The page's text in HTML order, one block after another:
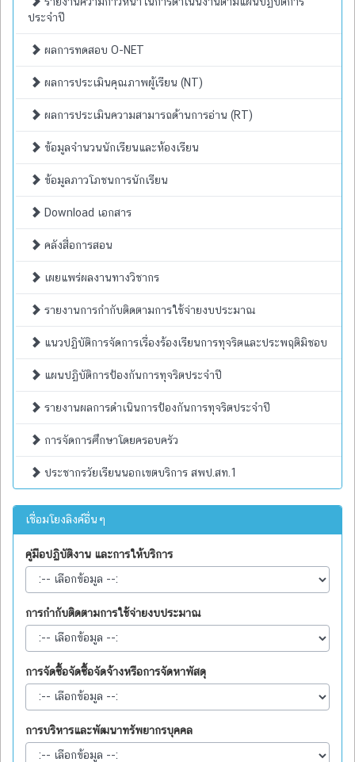
ประจำปี
ผลการทดสอบ O-NET
ผลการประเมินคุณภาพผู้เรียน (NT)
ผลการประเมินความสามารถด้านการอ่าน (RT)
ข้อมูลจำนวนนักเรียนและห้องเรียน
ข้อมูลภาวโภชนการนักเรียน
Download เอกสาร
คลังสื่อการสอน
เผยแพร่ผลงานทางวิชากร
รายงานการกำกับติดตามการใช้จ่ายงบประมาณ
แนวปฏิบัติการจัดการเรื่องร้องเรียนการทุจริตและประพฤติมิชอบ
แผนปฏิบัติการป้องกันการทุจริตประจำปี
รายงานผลการดำเนินการป้องกันการทุจริตประจำปี
การจัดการศึกษาโดยครอบครัว
ประชากรวัยเรียนนอกเขตบริการ สพป.สท.1
เชื่อมโยงลิงค์อื่นๆ
คู่มือปฏิบัติงาน และการให้บริการ
การกำกับติดตามการใช้จ่ายงบประมาณ
การจัดซื้อจัดซื้อจัดจ้างหรือการจัดหาพัสดุ
การบริหารและพัฒนาทรัพยากรบุคคล